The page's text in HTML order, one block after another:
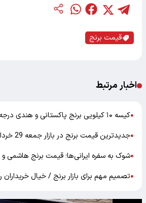
قیمت برنج
اخبار مرتبط
●کیسه ۱۰ کیلویی برنج پاکستانی و هندی درجه یک چند شد؟
●جدیدترین قیمت برنج در بازار جمعه 29 خرداد / پاکستانی چند ؟!
●شوک به سفره ایرانی‌ها؛ قیمت برنج هاشمی و
●تصمیم مهم برای بازار برنج / خیال